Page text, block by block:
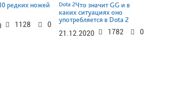
редких ножей
0
1128
Dota 2Что значит GG и в
каких ситуациях оно
употребляется в Dota 2
21.12.2020
0
1782